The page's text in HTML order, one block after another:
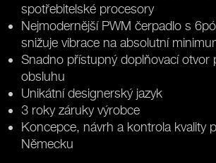
spotřebitelské procesory
Nejmodernější PWM čerpadlo s
snižuje vibrace na absolutní
Snadno přístupný doplňovací otvor
obsluhu
Unikátní designerský jazyk
3 roky záruky výrobce
Koncepce, návrh a kontrola kvality
Německu